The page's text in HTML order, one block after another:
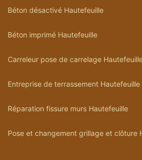
Béton désactivé Hautefeuille
Béton imprimé Hautefeuille
Carreleur pose de carrelage
Entreprise de terrassement Hautefeuille
Réparation fissure murs Hautefeuille
Pose et changement grillage et clôture